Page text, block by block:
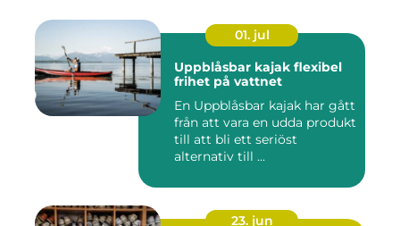
01. jul
Uppblåsbar kajak flexibel
frihet på vattnet
En Uppblåsbar kajak har gått
från att vara en udda produkt
till att bli ett seriöst
alternativ till ...
23. jun